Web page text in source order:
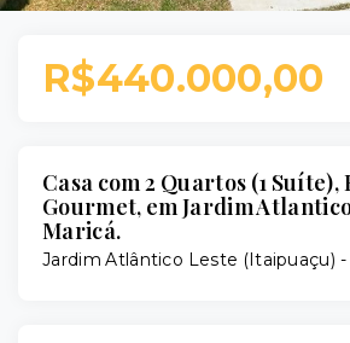
R$440.000,00
Casa com 2 Quartos (1 Suíte),
Gourmet, em Jardim
Maricá.
Jardim Atlântico Leste (Itaipuaçu) -